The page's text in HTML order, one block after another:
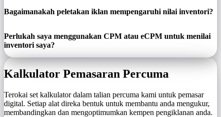
Bagaimanakah peletakan iklan mempengaruhi nilai inventori?
Perlukah saya menggunakan CPM atau eCPM untuk menilai
inventori saya?
Kalkulator Pemasaran Percuma
Terokai set kalkulator dalam talian percuma kami untuk pemasar
digital. Setiap alat direka bentuk untuk membantu anda mengukur,
membandingkan dan mengoptimumkan kempen pengiklanan anda.